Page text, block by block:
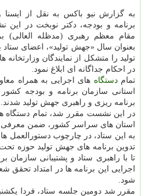
به گزارش نیو باكس به نقل از
برنامه و بودجه، دكتر نوبخت در
مقام معظم رهبری (مدظله العالی)
بعنوان سال «جهش تولید»، اعضای
تولید را متشكل از نمایندگان وزارتخانه
در احكام جداگانه ای ابلاغ نمود.
تمامدستگاه های اجرایی به همراه
استانی سازمان برنامه و بودجه
برنامه ریزی و راهبری جهش تولید شدند.
در این نشست مقرر شد، تمام دستگاه
استان های سراسر كشور، ضمن معرفی
به این ستاد، در چارچوب دستورالعمل
تدوین برنامه های جهش تولید حوزه تحت
تا با راهبری ستاد و پشتیبانی سازمان
شود.